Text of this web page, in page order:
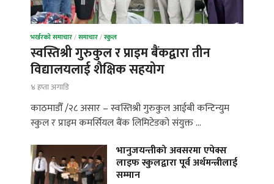
भर्खरको समाचार/समाचार/स्कुल
स्वस्तिश्री गुरुकुल र प्राइम बैंकद्वारा तीन
विद्यालयलाई शैक्षिक सहयोग
४ हप्ता अगाडि
काठमाडौँ /२८ असार – स्वस्तिश्री गुरुकुल आईबी कन्टिन्युम
स्कुल र प्राइम कमर्सियल बैंक लिमिटेडको संयुक्त …
भानुजयन्तीको अवसरमा एपेक्स
लाइफ स्कुलद्वारा पूर्व अर्थमन्त्रीलाई
सम्मान